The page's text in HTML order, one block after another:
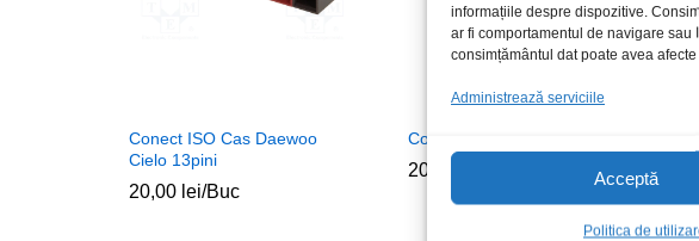
informațiile despre dispozitive.
ar fi comportamentul de navigare sau
consimțământul dat poate avea
Administrează serviciile
Acceptă
Politica de
Conect ISO Cas Daewoo
Cielo 13pini
20,00 lei/Buc
Conect ISO Pion3 16p
20,00